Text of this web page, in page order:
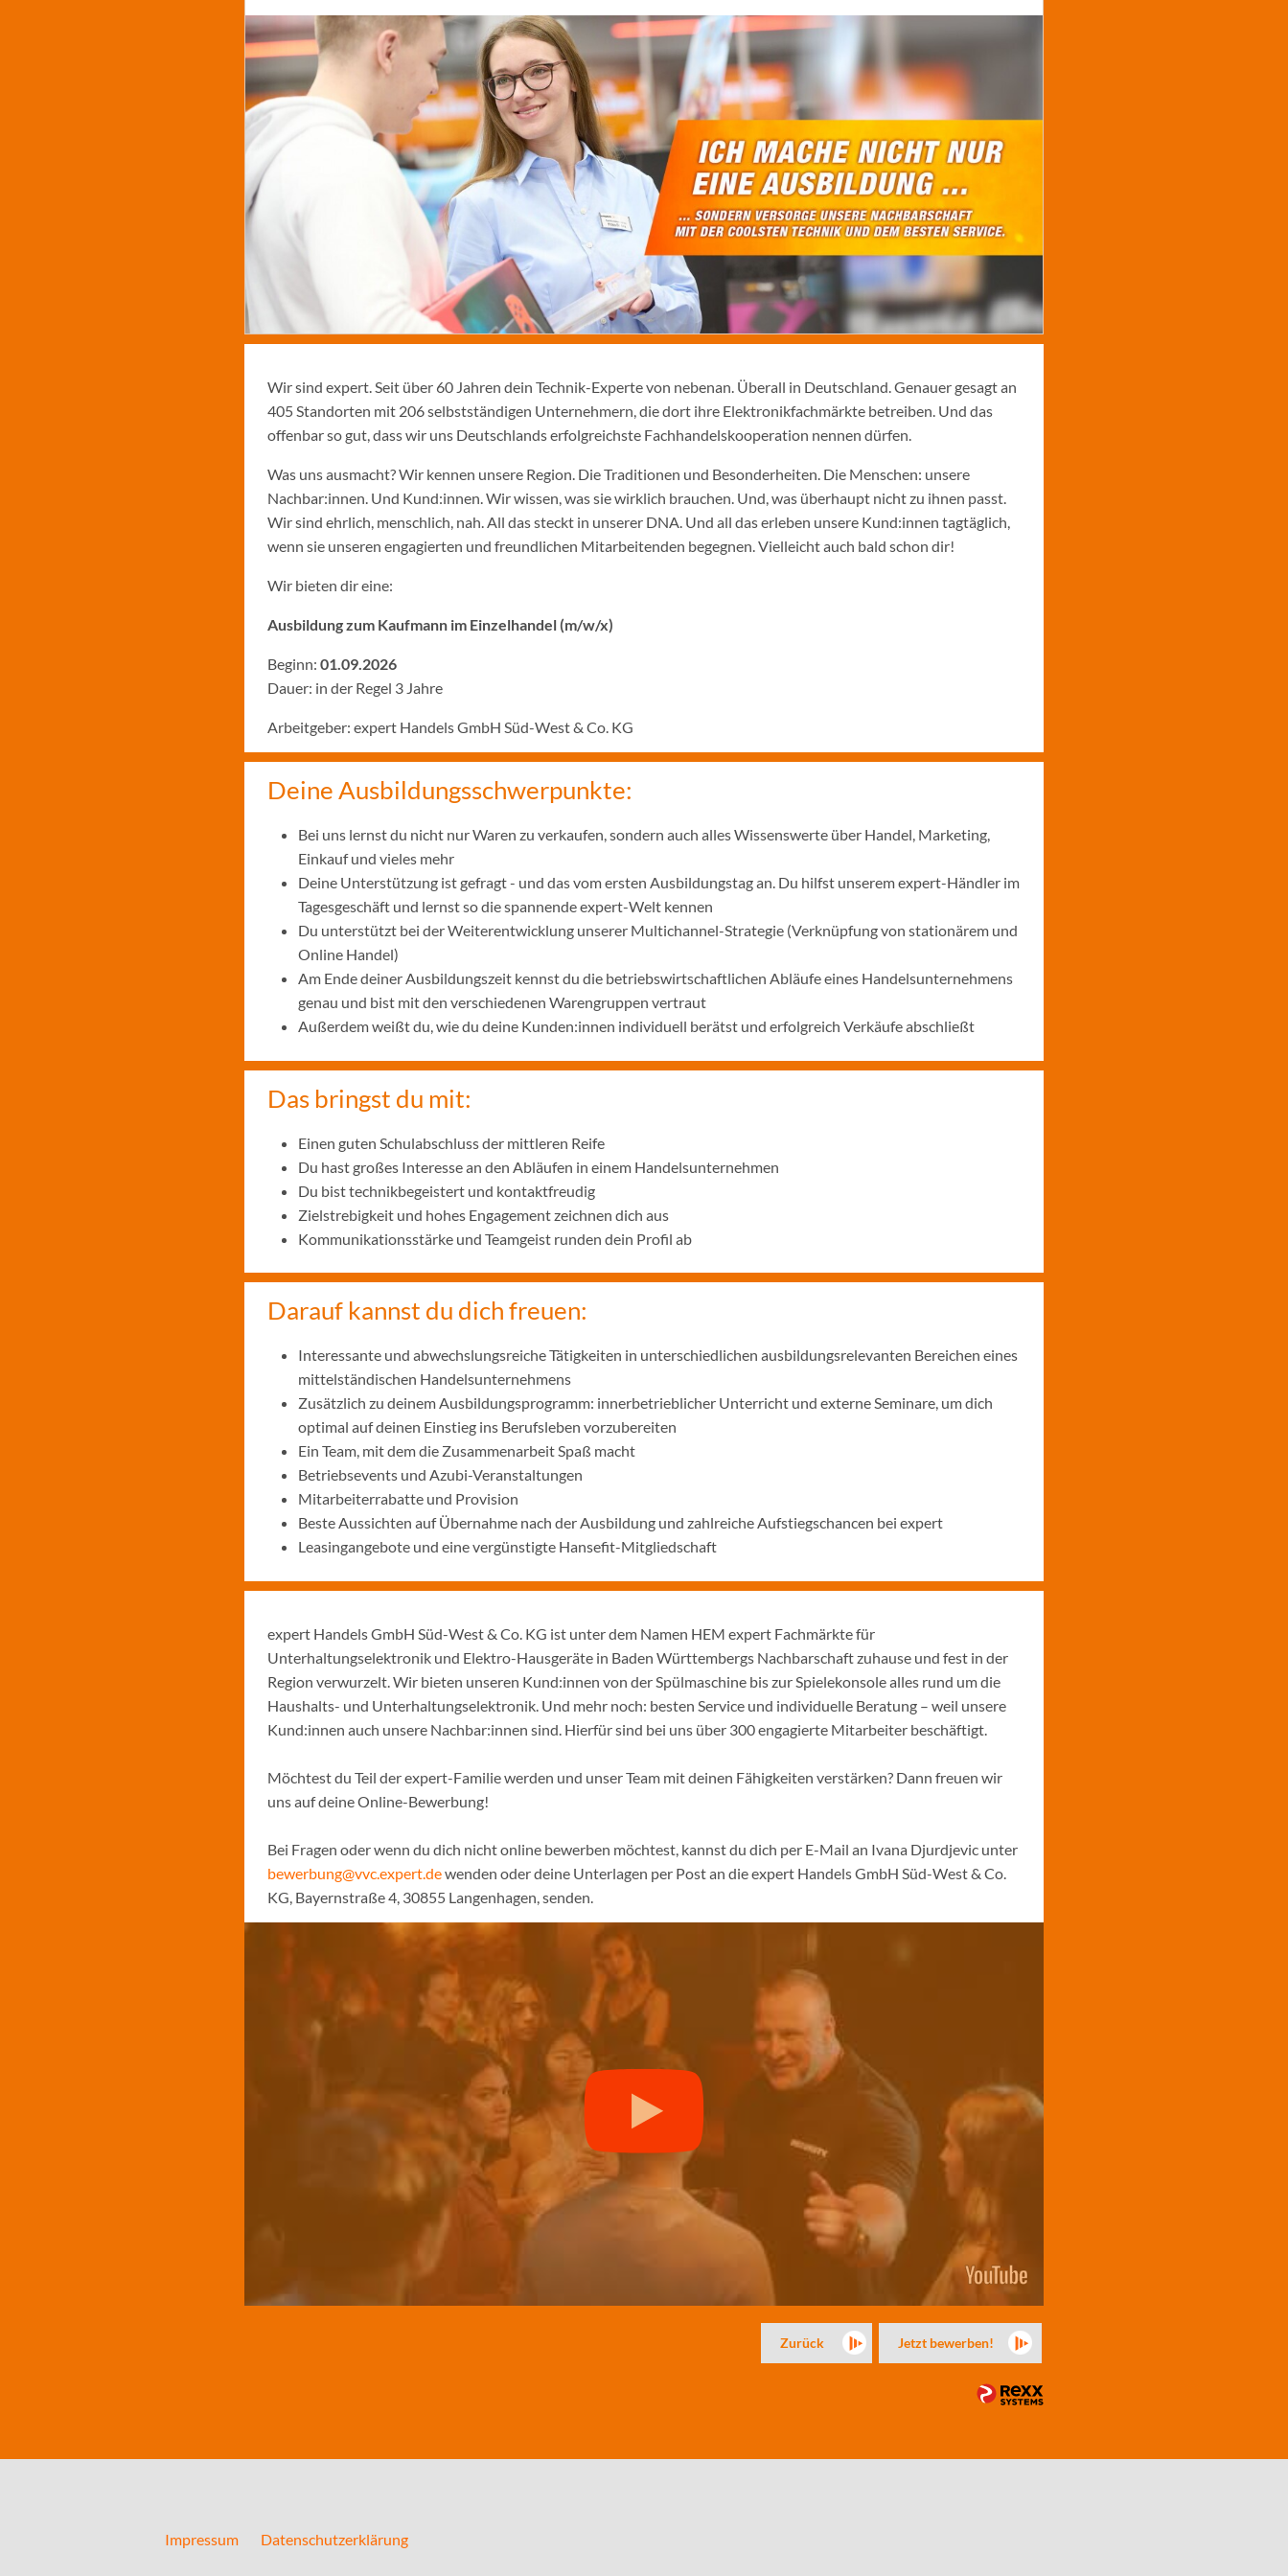
Wir sind expert. Seit über 60 Jahren dein Technik-Experte von nebenan. Überall in Deutschland. Genauer gesagt an
405 Standorten mit 206 selbstständigen Unternehmern, die dort ihre Elektronikfachmärkte betreiben. Und das
offenbar so gut, dass wir uns Deutschlands erfolgreichste Fachhandelskooperation nennen dürfen.
Was uns ausmacht? Wir kennen unsere Region. Die Traditionen und Besonderheiten. Die Menschen: unsere
Nachbar:innen. Und Kund:innen. Wir wissen, was sie wirklich brauchen. Und, was überhaupt nicht zu ihnen passt.
Wir sind ehrlich, menschlich, nah. All das steckt in unserer DNA. Und all das erleben unsere Kund:innen tagtäglich,
wenn sie unseren engagierten und freundlichen Mitarbeitenden begegnen. Vielleicht auch bald schon dir!
Wir bieten dir eine:
Ausbildung zum Kaufmann im Einzelhandel (m/w/x)
Beginn: 01.09.2026
Dauer: in der Regel 3 Jahre
Arbeitgeber: expert Handels GmbH Süd-West & Co. KG
Deine Ausbildungsschwerpunkte:
Bei uns lernst du nicht nur Waren zu verkaufen, sondern auch alles Wissenswerte über Handel, Marketing,
Einkauf und vieles mehr
Deine Unterstützung ist gefragt - und das vom ersten Ausbildungstag an. Du hilfst unserem expert-Händler im
Tagesgeschäft und lernst so die spannende expert-Welt kennen
Du unterstützt bei der Weiterentwicklung unserer Multichannel-Strategie (Verknüpfung von stationärem und
Online Handel)
Am Ende deiner Ausbildungszeit kennst du die betriebswirtschaftlichen Abläufe eines Handelsunternehmens
genau und bist mit den verschiedenen Warengruppen vertraut
Außerdem weißt du, wie du deine Kunden:innen individuell berätst und erfolgreich Verkäufe abschließt
Das bringst du mit:
Einen guten Schulabschluss der mittleren Reife
Du hast großes Interesse an den Abläufen in einem Handelsunternehmen
Du bist technikbegeistert und kontaktfreudig
Zielstrebigkeit und hohes Engagement zeichnen dich aus
Kommunikationsstärke und Teamgeist runden dein Profil ab
Darauf kannst du dich freuen:
Interessante und abwechslungsreiche Tätigkeiten in unterschiedlichen ausbildungsrelevanten Bereichen eines
mittelständischen Handelsunternehmens
Zusätzlich zu deinem Ausbildungsprogramm: innerbetrieblicher Unterricht und externe Seminare, um dich
optimal auf deinen Einstieg ins Berufsleben vorzubereiten
Ein Team, mit dem die Zusammenarbeit Spaß macht
Betriebsevents und Azubi-Veranstaltungen
Mitarbeiterrabatte und Provision
Beste Aussichten auf Übernahme nach der Ausbildung und zahlreiche Aufstiegschancen bei expert
Leasingangebote und eine vergünstigte Hansefit-Mitgliedschaft
expert Handels GmbH Süd-West & Co. KG ist unter dem Namen HEM expert Fachmärkte für
Unterhaltungselektronik und Elektro-Hausgeräte in Baden Württembergs Nachbarschaft zuhause und fest in der
Region verwurzelt. Wir bieten unseren Kund:innen von der Spülmaschine bis zur Spielekonsole alles rund um die
Haushalts- und Unterhaltungselektronik. Und mehr noch: besten Service und individuelle Beratung – weil unsere
Kund:innen auch unsere Nachbar:innen sind. Hierfür sind bei uns über 300 engagierte Mitarbeiter beschäftigt.
Möchtest du Teil der expert-Familie werden und unser Team mit deinen Fähigkeiten verstärken? Dann freuen wir
uns auf deine Online-Bewerbung!
Bei Fragen oder wenn du dich nicht online bewerben möchtest, kannst du dich per E-Mail an Ivana Djurdjevic unter
bewerbung@vvc.expert.dewenden oder deine Unterlagen per Post an die expert Handels GmbH Süd-West & Co.
KG, Bayernstraße 4, 30855 Langenhagen, senden.
Zurück Jetzt bewerben!
Impressum Datenschutzerklärung